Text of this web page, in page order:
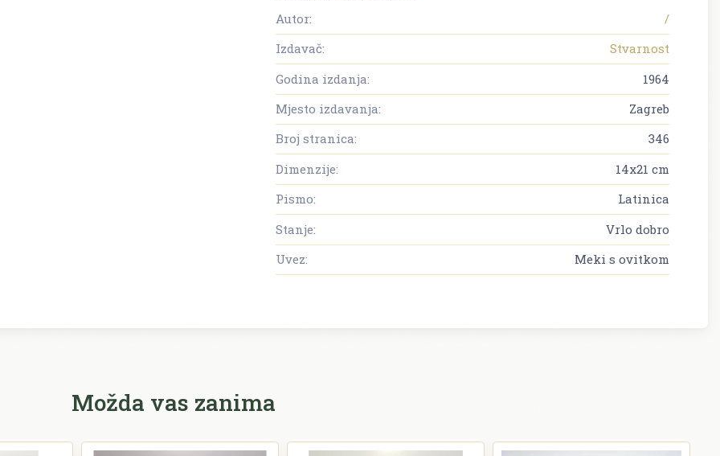
Autor:
/
Izdavač:
Stvarnost
Godina izdanja:
1964
Mjesto izdavanja:
Zagreb
Broj stranica:
346
Dimenzije:
14x21 cm
Pismo:
Latinica
Stanje:
Vrlo dobro
Uvez:
Meki s ovitkom
Možda vas zanima